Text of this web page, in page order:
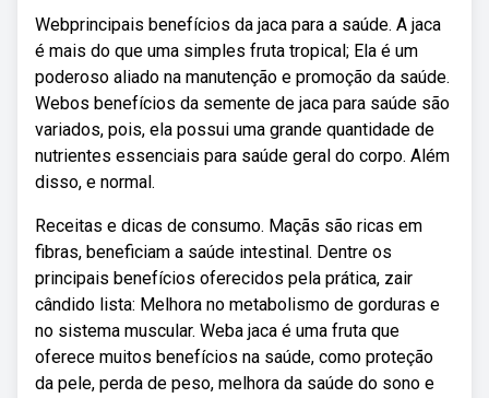
Webprincipais benefícios da jaca para a saúde. A jaca
é mais do que uma simples fruta tropical; Ela é um
poderoso aliado na manutenção e promoção da saúde.
Webos benefícios da semente de jaca para saúde são
variados, pois, ela possui uma grande quantidade de
nutrientes essenciais para saúde geral do corpo. Além
disso, e normal.
Receitas e dicas de consumo. Maçãs são ricas em
fibras, beneficiam a saúde intestinal. Dentre os
principais benefícios oferecidos pela prática, zair
cândido lista: Melhora no metabolismo de gorduras e
no sistema muscular. Weba jaca é uma fruta que
oferece muitos benefícios na saúde, como proteção
da pele, perda de peso, melhora da saúde do sono e